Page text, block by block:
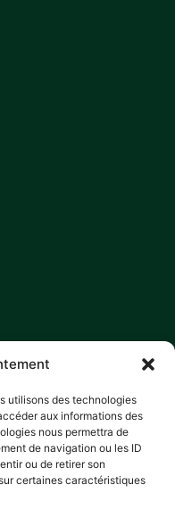
utilisons des technologies
aux informations des
nous permettra de
de navigation ou les ID
ou de retirer son
certaines caractéristiques